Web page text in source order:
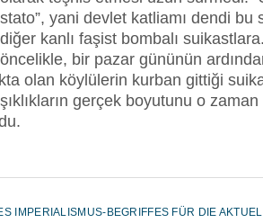
stato”, yani devlet katliamı dendi bu
diğer kanlı faşist bombalı
öncelikle, bir pazar gününün
olan köylülerin kurban gittiği
gerçek boyutunu o
IMPERIALISMUS-BEGRIFFES FÜR DIE